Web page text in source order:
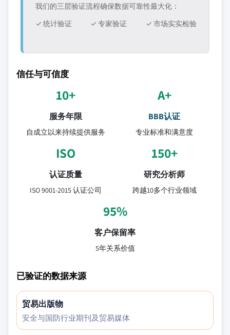
我们的三层验证流程确保数据可靠性最大化：
✓ 统计验证
✓ 专家验证 ✓ 市场实实检验
信任与可信度
10+
服务年限
自成立以来持续提供服务
A+
BBB认证
专业标准和满意度
ISO
认证质量
ISO 9001-2015 认证公司
150+
研究分析师
跨越10多个行业领域
95%
客户保留率
5年关系价值
已验证的数据来源
贸易出版物
安全与国防行业期刊及贸易媒体